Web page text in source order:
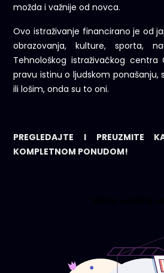
možda i važnije od novca.
Ovo istraživanje financirano je od
obrazovanja, kulture, sporta,
Tehnološkog istraživačkog
pravu istinu o ljudskom
ili lošim, onda su to oni.
PREGLEDAJTE I PREUZMITE
KOMPLETNOM PONUDOM!